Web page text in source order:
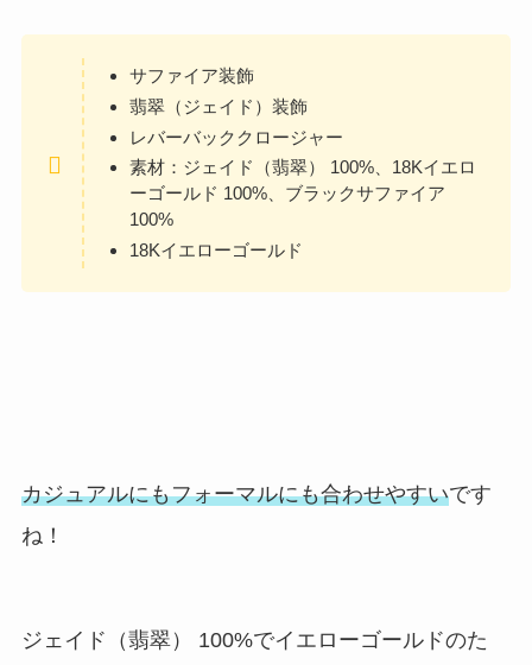
サファイア装飾
翡翠（ジェイド）装飾
レバーバッククロージャー
素材：ジェイド（翡翠） 100%、18Kイエロ
ーゴールド 100%、ブラックサファイア
100%
18Kイエローゴールド
カジュアルにもフォーマルにも合わせやすいです
ね！
ジェイド（翡翠） 100%でイエローゴールドのた